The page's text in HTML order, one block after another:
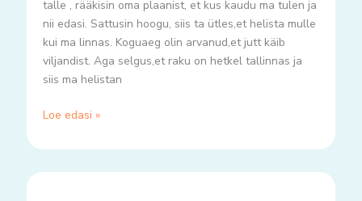
talle , rääkisin oma plaanist, et kus kaudu ma tulen ja
nii edasi. Sattusin hoogu, siis ta ütles,et helista mulle
kui ma linnas. Koguaeg olin arvanud,et jutt käib
viljandist. Aga selgus,et raku on hetkel tallinnas ja
siis ma helistan
Loe edasi »